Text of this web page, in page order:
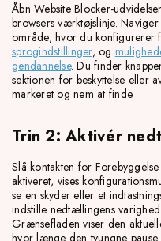
Åbn Website Blocker-
browsers værktøjslinje.
område, hvor du konfigurerer
sprogindstillinger, og
gendannelse. Du finder
sektionen for beskyttelse eller
markeret og nem at finde.
Trin 2: Aktivér
Slå kontakten for
aktiveret, vises
se en skyder eller et
indstille nedtællingens
Grænsefladen viser den
hvor længe den tvungne